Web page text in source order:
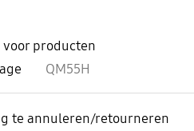
producten
QM55H
te annuleren/retourneren